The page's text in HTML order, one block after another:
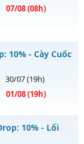
07/08(08h)
ngày
10% - Cày Cuốc
30/07(19h)
01/08(19h)
10% - Lối